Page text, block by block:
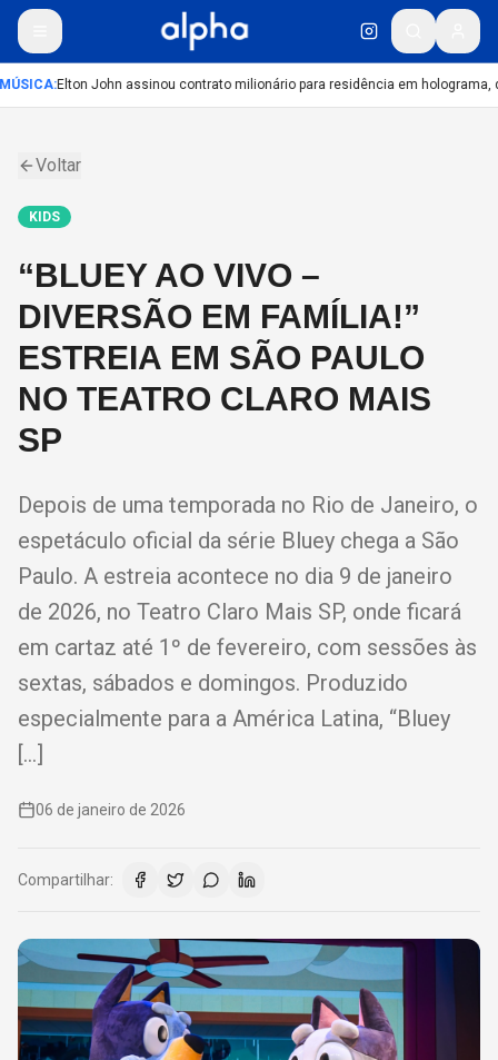
:Elton John assinou contrato milionário para residência em holograma,
Voltar
KIDS
“BLUEY AO VIVO –
DIVERSÃO EM FAMÍLIA!”
ESTREIA EM SÃO PAULO
NO TEATRO CLARO MAIS
SP
Depois de uma temporada no Rio de Janeiro, o
espetáculo oficial da série Bluey chega a São
Paulo. A estreia acontece no dia 9 de janeiro
de 2026, no Teatro Claro Mais SP, onde ficará
em cartaz até 1º de fevereiro, com sessões às
sextas, sábados e domingos. Produzido
especialmente para a América Latina, “Bluey
[…]
06 de janeiro de 2026
Compartilhar: